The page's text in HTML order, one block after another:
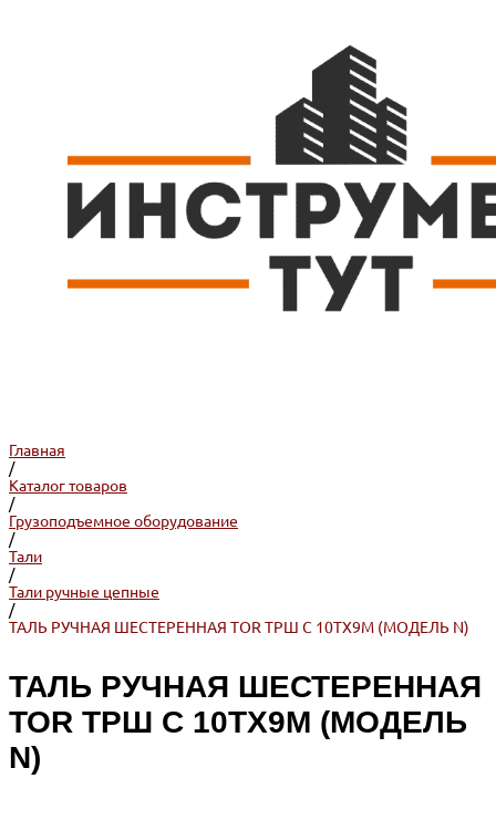
Главная
/
Каталог товаров
/
Грузоподъемное оборудование
/
Тали
/
Тали ручные цепные
/
ТАЛЬ РУЧНАЯ ШЕСТЕРЕННАЯ TOR ТРШ C 10ТХ9М (МОДЕЛЬ N)
ТАЛЬ РУЧНАЯ ШЕСТЕРЕННАЯ
TOR ТРШ C 10ТХ9М (МОДЕЛЬ
N)